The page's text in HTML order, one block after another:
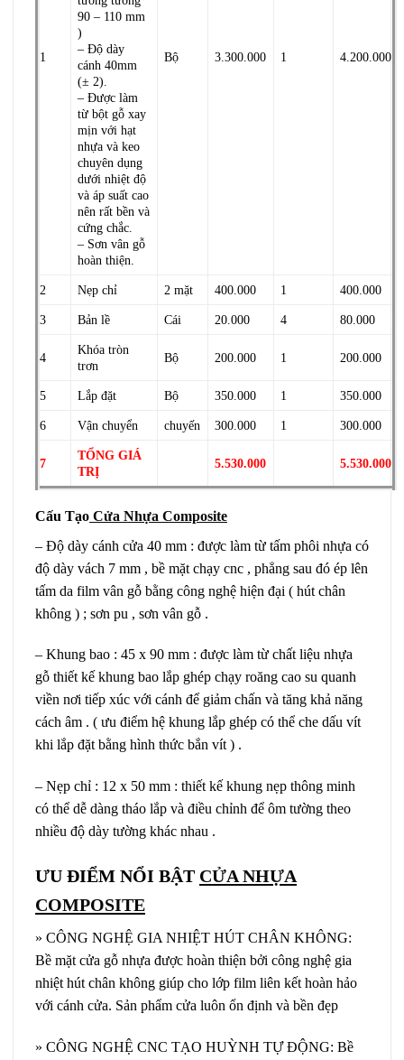
1
90 – 110 mm
)
– Độ dày
cánh 40mm
(± 2).
– Được làm
từ bột gỗ xay
mịn với hạt
nhựa và keo
chuyên dụng
dưới nhiệt độ
và áp suất cao
nên rất bền và
cứng chắc.
– Sơn vân gỗ
hoàn thiện.
Bộ 3.300.000 1 4.200.000
2 Nẹp chỉ 2 mặt 400.000 1 400.000
3 Bản lề Cái 20.000 4 80.000
4
Khóa tròn
trơn
Bộ 200.000 1 200.000
5 Lắp đặt Bộ 350.000 1 350.000
6 Vận chuyển chuyến 300.000 1 300.000
7
TỔNG GIÁ
TRỊ
5.530.000 5.530.000
Cấu Tạo Cửa Nhựa Composite
– Độ dày cánh cửa 40 mm : được làm từ tấm phôi nhựa có
độ dày vách 7 mm , bề mặt chạy cnc , phẳng sau đó ép lên
tấm da film vân gỗ bằng công nghệ hiện đại ( hút chân
không ) ; sơn pu , sơn vân gỗ .
– Khung bao : 45 x 90 mm : được làm từ chất liệu nhựa
gỗ thiết kế khung bao lắp ghép chạy roăng cao su quanh
viền nơi tiếp xúc với cánh để giảm chấn và tăng khả năng
cách âm . ( ưu điểm hệ khung lắp ghép có thể che dấu vít
khi lắp đặt bằng hình thức bắn vít ) .
– Nẹp chỉ : 12 x 50 mm : thiết kế khung nẹp thông minh
có thể dễ dàng tháo lắp và điều chỉnh để ôm tường theo
nhiều độ dày tường khác nhau .
ƯU ĐIỂM NỔI BẬT CỬA NHỰA
COMPOSITE
» CÔNG NGHỆ GIA NHIỆT HÚT CHÂN KHÔNG:
Bề mặt cửa gỗ nhựa được hoàn thiện bởi công nghệ gia
nhiệt hút chân không giúp cho lớp film liên kết hoàn hảo
với cánh cửa. Sản phẩm cửa luôn ổn định và bền đẹp
» CÔNG NGHỆ CNC TẠO HUỲNH TỰ ĐỘNG: Bề